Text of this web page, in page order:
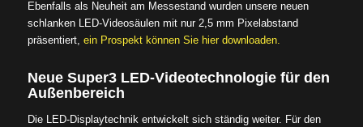
Ebenfalls als Neuheit am Messestand wurden unsere neuen
schlanken LED-Videosäulen mit nur 2,5 mm Pixelabstand
präsentiert, ein Prospekt können Sie hier downloaden.
Neue Super3 LED-Videotechnologie für den
Außenbereich
Die LED-Displaytechnik entwickelt sich ständig weiter. Für den